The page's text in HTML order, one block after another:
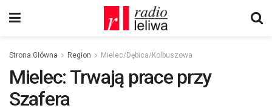
Strona Główna Region Mielec/Dębica/Kolbuszowa
Mielec: Trwają prace przy
Szafera